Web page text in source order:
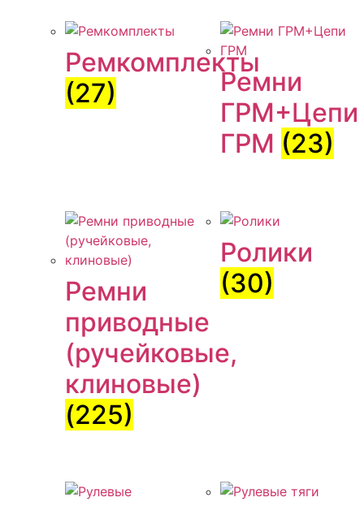
Ремкомплекты
(27)
Ремни
ГРМ+Цепи
ГРМ (23)
Ремни
приводные
(ручейковые,
клиновые)
(225)
Ролики
(30)